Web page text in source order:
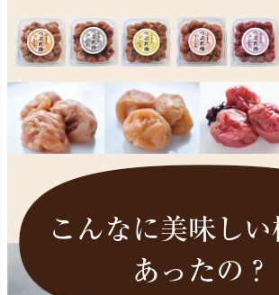
こんなに美味し
あったの？